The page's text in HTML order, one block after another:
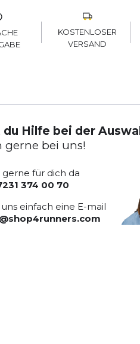
KOSTENLOSER
VERSAND
Hilfe bei der
gerne bei uns!
gerne für dich da
374 00 70
einfach eine E-mail